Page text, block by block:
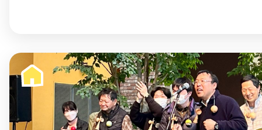
プライバシーポ